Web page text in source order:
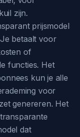
zijn.
prijsmodel
betaalt voor
of
functies. Het
kun je alle
voor
genereren. Het
dat